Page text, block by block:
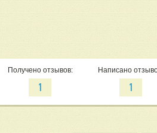
Получено отзывов:
1
Написано
1